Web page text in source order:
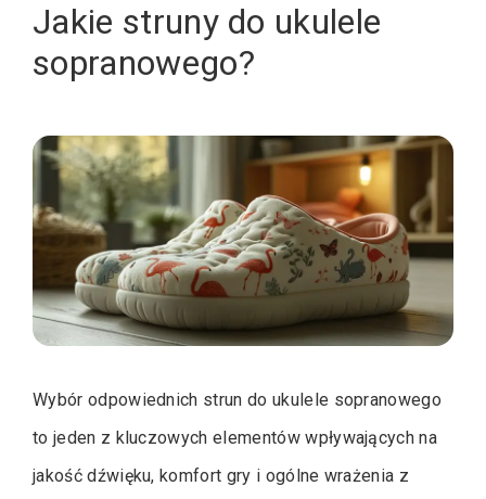
Jakie struny do ukulele
sopranowego?
Wybór odpowiednich strun do ukulele sopranowego
to jeden z kluczowych elementów wpływających na
jakość dźwięku, komfort gry i ogólne wrażenia z